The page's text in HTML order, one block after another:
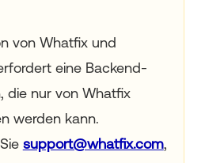
von Whatfix und
eine Backend-
die nur von Whatfix
werden kann.
support@whatfix.com,